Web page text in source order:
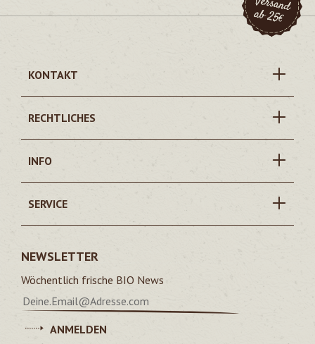
KONTAKT
RECHTLICHES
INFO
SERVICE
NEWSLETTER
Wöchentlich frische BIO News
ANMELDEN